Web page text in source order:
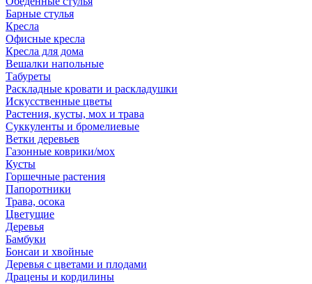
Барные стулья
Кресла
Офисные кресла
Кресла для дома
Вешалки напольные
Табуреты
Раскладные кровати и раскладушки
Искусственные цветы
Растения, кусты, мох и трава
Суккуленты и бромелиевые
Ветки деревьев
Газонные коврики/мох
Кусты
Горшечные растения
Папоротники
Трава, осока
Цветущие
Деревья
Бамбуки
Бонсаи и хвойные
Деревья с цветами и плодами
Драцены и кордилины